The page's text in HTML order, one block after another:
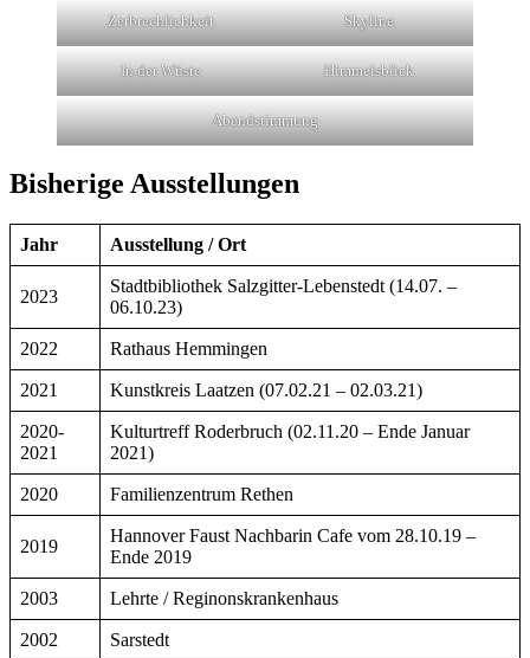
Zerbrechlichkeit Skyline
In der Wüste Himmelsblick
Abendstimmung
Bisherige Ausstellungen
Jahr Ausstellung / Ort
2023
Stadtbibliothek Salzgitter-Lebenstedt (14.07. –
06.10.23)
2022 Rathaus Hemmingen
2021 Kunstkreis Laatzen (07.02.21 – 02.03.21)
2020-
2021
Kulturtreff Roderbruch (02.11.20 – Ende Januar
2021)
2020 Familienzentrum Rethen
2019
Hannover Faust Nachbarin Cafe vom 28.10.19 –
Ende 2019
2003 Lehrte / Reginonskrankenhaus
2002 Sarstedt